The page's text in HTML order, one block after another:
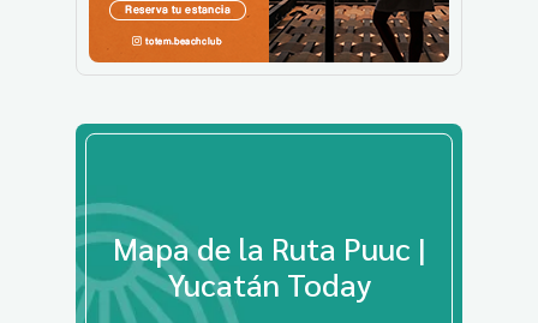
Mapa de la Ruta Puuc |
Yucatán Today